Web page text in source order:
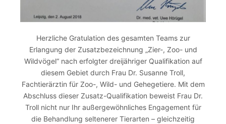
Herzliche Gratulation des gesamten Teams zur
Erlangung der Zusatzbezeichnung „Zier-, Zoo- und
Wildvögel“ nach erfolgter dreijähriger Qualifikation auf
diesem Gebiet durch Frau Dr. Susanne Troll,
Fachtierärztin für Zoo-, Wild- und Gehegetiere. Mit dem
Abschluss dieser Zusatz-Qualifikation beweist Frau Dr.
Troll nicht nur Ihr außergewöhnliches Engagement für
die Behandlung seltenerer Tierarten – gleichzeitig